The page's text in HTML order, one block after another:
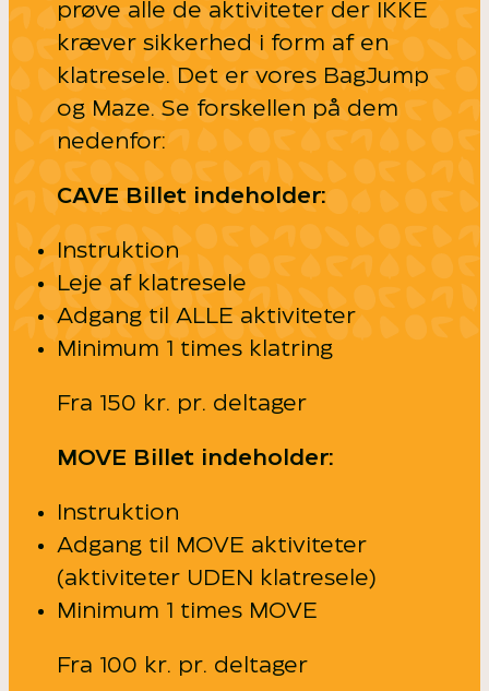
prøve alle de aktiviteter der IKKE
kræver sikkerhed i form af en
klatresele. Det er vores BagJump
og Maze. Se forskellen på dem
nedenfor:
CAVE Billet indeholder:
Instruktion
Leje af klatresele
Adgang til ALLE aktiviteter
Minimum 1 times klatring
Fra 150 kr. pr. deltager
MOVE Billet indeholder:
Instruktion
Adgang til MOVE aktiviteter
(aktiviteter UDEN klatresele)
Minimum 1 times MOVE
Fra 100 kr. pr. deltager